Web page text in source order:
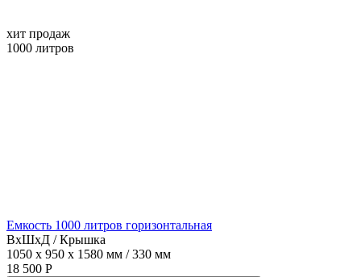
хит продаж
1000 литров
Емкость 1000 литров горизонтальная
ВхШхД / Крышка
1050 x 950 x 1580 мм / 330 мм
18 500 Р